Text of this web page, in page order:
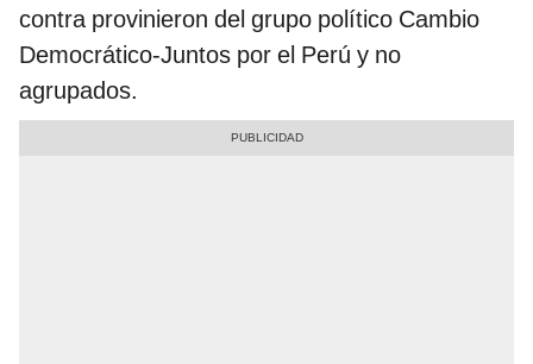
contra provinieron del grupo político Cambio
Democrático-Juntos por el Perú y no
agrupados.